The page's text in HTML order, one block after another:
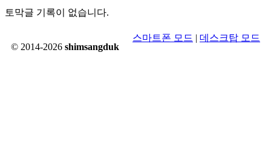
토막글 기록이 없습니다.
© 2014-2026 shimsangduk
스마트폰 모드 | 데스크탑 모드